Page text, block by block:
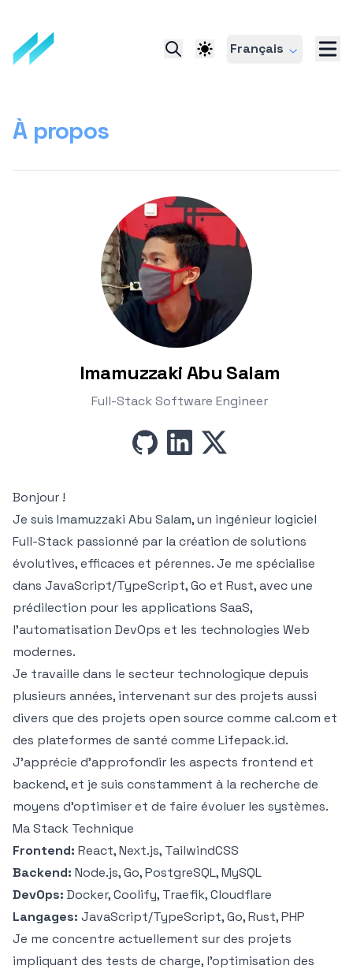
Français
À propos
Imamuzzaki Abu Salam
Full-Stack Software Engineer
github linkedinx
Bonjour !
Je suis Imamuzzaki Abu Salam, un ingénieur logiciel
Full-Stack passionné par la création de solutions
évolutives, efficaces et pérennes. Je me spécialise
dans JavaScript/TypeScript, Go et Rust, avec une
prédilection pour les applications SaaS,
l'automatisation DevOps et les technologies Web
modernes.
Je travaille dans le secteur technologique depuis
plusieurs années, intervenant sur des projets aussi
divers que des projets open source comme cal.com et
des plateformes de santé comme Lifepack.id.
J'apprécie d'approfondir les aspects frontend et
backend, et je suis constamment à la recherche de
moyens d'optimiser et de faire évoluer les systèmes.
Ma Stack Technique
Frontend: React, Next.js, TailwindCSS
Backend: Node.js, Go, PostgreSQL, MySQL
DevOps: Docker, Coolify, Traefik, Cloudflare
Langages: JavaScript/TypeScript, Go, Rust, PHP
Je me concentre actuellement sur des projets
impliquant des tests de charge, l'optimisation des